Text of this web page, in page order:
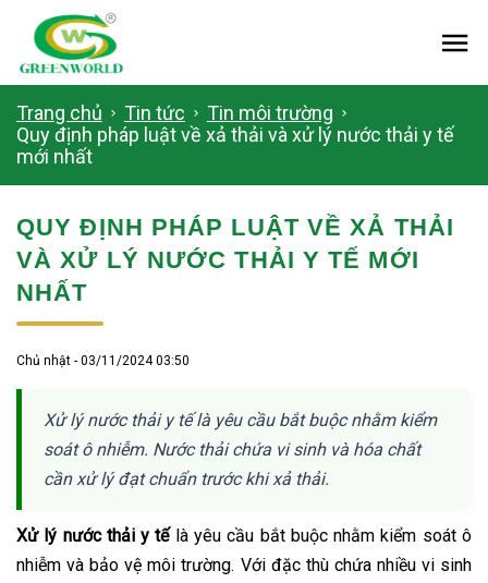
Trang chủ Tin tức
Tin môi trường
Quy định pháp luật về xả thải và xử lý nước thải y tế
mới nhất
QUY ĐỊNH PHÁP LUẬT VỀ XẢ THẢI
VÀ XỬ LÝ NƯỚC THẢI Y TẾ MỚI
NHẤT
Chủ nhật - 03/11/2024 03:50
Xử lý nước thải y tế là yêu cầu bắt buộc nhằm kiểm
soát ô nhiễm. Nước thải chứa vi sinh và hóa chất
cần xử lý đạt chuẩn trước khi xả thải.
Xử lý nước thải y tế là yêu cầu bắt buộc nhằm kiểm soát ô
nhiễm và bảo vệ môi trường. Với đặc thù chứa nhiều vi sinh